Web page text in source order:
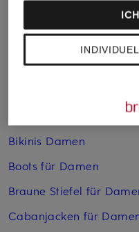
Weitere Kategorien
Bikinis Damen
Boots für Damen
Braune Stiefel für
Cabanjacken für